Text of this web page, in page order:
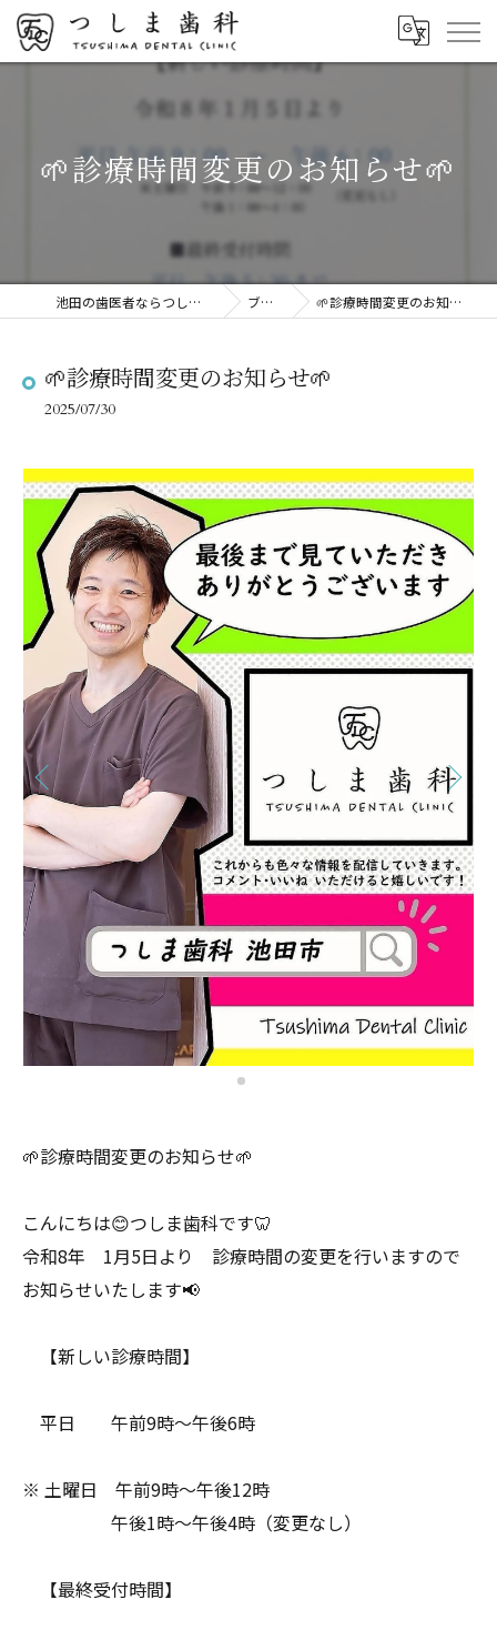
🌱診療時間変更のお知らせ🌱
池田の歯医者ならつしま歯科 ブログ 🌱診療時間変更のお知らせ🌱
🌱診療時間変更のお知らせ🌱
2025/07/30
🌱診療時間変更のお知らせ🌱
こんにちは😊つしま歯科です🦷
令和8年 1月5日より 診療時間の変更を行いますので
お知らせいたします📢
【新しい診療時間】
平日 午前9時〜午後6時
※ 土曜日 午前9時〜午後12時
午後1時〜午後4時（変更なし）
【最終受付時間】